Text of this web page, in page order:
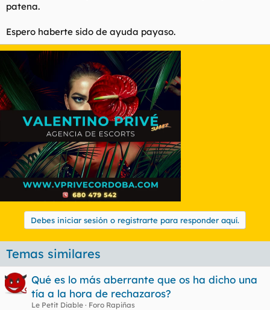
patena.
Espero haberte sido de ayuda payaso.
Debes iniciar sesión o registrarte para responder aquí.
Temas similares
Qué es lo más aberrante que os ha dicho una
tía a la hora de rechazaros?
Le Petit Diable
Foro Rapiñas